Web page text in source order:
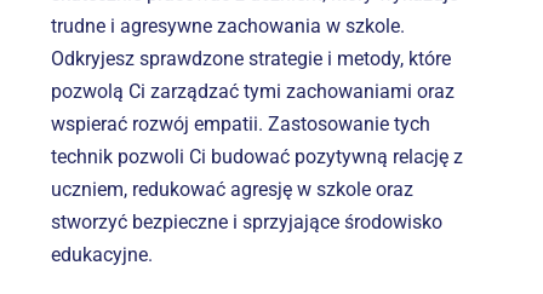
trudne i agresywne zachowania w szkole.
Odkryjesz sprawdzone strategie i metody, które
pozwolą Ci zarządzać tymi zachowaniami oraz
wspierać rozwój empatii. Zastosowanie tych
technik pozwoli Ci budować pozytywną relację z
uczniem, redukować agresję w szkole oraz
stworzyć bezpieczne i sprzyjające środowisko
edukacyjne.